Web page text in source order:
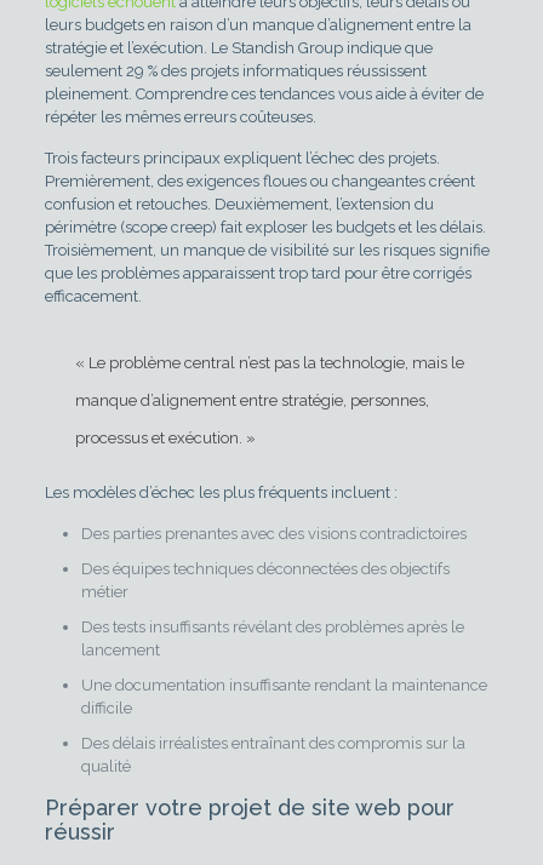
leurs budgets en raison d’un manque d’alignement entre la
stratégie et l’exécution. Le Standish Group indique que
seulement 29 % des projets informatiques réussissent
pleinement. Comprendre ces tendances vous aide à éviter de
répéter les mêmes erreurs coûteuses.
Trois facteurs principaux expliquent l’échec des projets.
Premièrement, des exigences floues ou changeantes créent
confusion et retouches. Deuxièmement, l’extension du
périmètre (scope creep) fait exploser les budgets et les délais.
Troisièmement, un manque de visibilité sur les risques signifie
que les problèmes apparaissent trop tard pour être corrigés
efficacement.
« Le problème central n’est pas la technologie, mais le
manque d’alignement entre stratégie, personnes,
processus et exécution. »
Les modèles d’échec les plus fréquents incluent :
Des parties prenantes avec des visions contradictoires
Des équipes techniques déconnectées des objectifs
métier
Des tests insuffisants révélant des problèmes après le
lancement
Une documentation insuffisante rendant la maintenance
difficile
Des délais irréalistes entraînant des compromis sur la
qualité
Préparer votre projet de site web pour
réussir